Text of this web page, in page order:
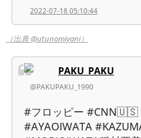
2022-07-18 05:10:44
（出典 @utunomiyani）
PAKU_PAKU
@PAKUPAKU_1990
#フロッピー
#AYAOIWATA